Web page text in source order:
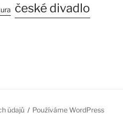
české divadlo
údajů
Používáme WordPress